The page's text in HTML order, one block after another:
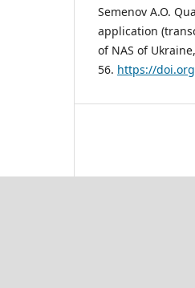
Semenov A.O.
application
of NAS of
56. https://